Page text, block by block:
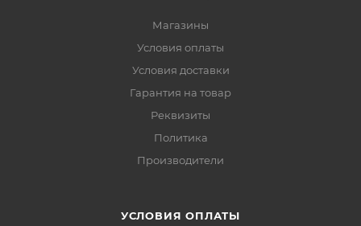
Магазины
Условия оплаты
Условия доставки
Гарантия на товар
Реквизиты
Политика
Производители
УСЛОВИЯ ОПЛАТЫ